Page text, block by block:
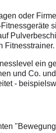
oder
Fitnesstrainer.
ein
und Co.
-